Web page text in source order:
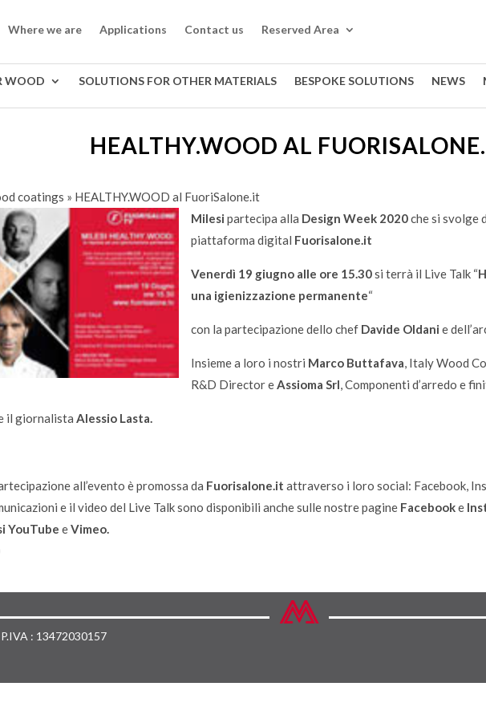
Where we are Applications Contact us Reserved Area
WOOD SOLUTIONS FOR OTHER MATERIALS BESPOKE SOLUTIONS NEWS
HEALTHY.WOOD AL
coatings » HEALTHY.WOOD al FuoriSalone.it
Milesi partecipa alla Design Week 2020che si svolge
piattaforma digital Fuorisalone.it
Venerdì 19 giugno alle ore 15.30si terrà il Live Talk “
una igienizzazione permanente“
con la partecipazione dello chef Davide Oldani e
Insieme a loro i nostri Marco Buttafava, Italy Wood
R&D Director eAssioma Srl, Componenti d’arredo e
il giornalista Alessio Lasta.
all’evento è promossa da Fuorisalone.it attraverso i loro social: Facebook,
e il video del Live Talk sono disponibili anche sulle nostre pagine Facebooke
YouTube eVimeo.
P.IVA : 13472030157